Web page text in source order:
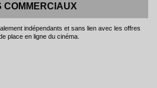
COMMERCIAUX
indépendants et sans lien avec les offres
place en ligne du cinéma.